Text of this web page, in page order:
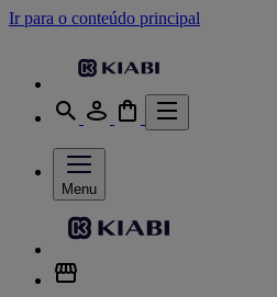
Ir para o conteúdo principal
Menu